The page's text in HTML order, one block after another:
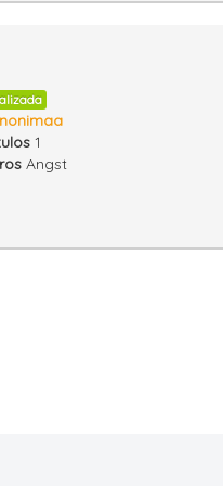
1
Angst